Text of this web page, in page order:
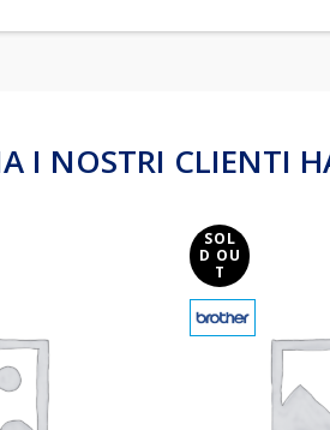
I NOSTRI CLIENTI
SOL
D OU
T